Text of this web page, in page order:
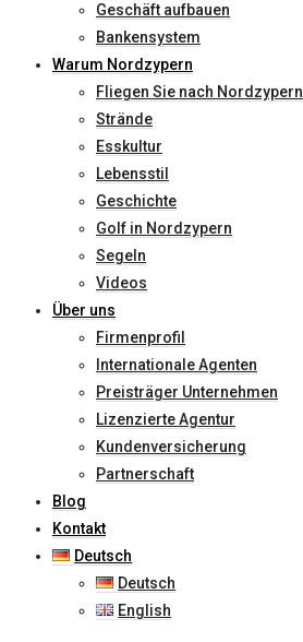
Geschäft aufbauen
Bankensystem
Warum Nordzypern
Fliegen Sie nach Nordzypern
Strände
Esskultur
Lebensstil
Geschichte
Golf in Nordzypern
Segeln
Videos
Über uns
Firmenprofil
Internationale Agenten
Preisträger Unternehmen
Lizenzierte Agentur
Kundenversicherung
Partnerschaft
Blog
Kontakt
Deutsch
Deutsch
English